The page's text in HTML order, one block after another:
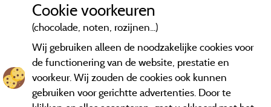
Cookie voorkeuren
(chocolade, noten, rozijnen...)
Wij gebruiken alleen de noodzakelijke cookies voor
de functionering van de website, prestatie en
voorkeur. Wij zouden de cookies ook kunnen
gebruiken voor gerichtte advertenties. Door te